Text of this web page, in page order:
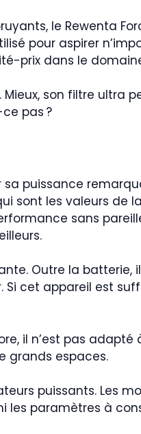
le Rewenta
pour aspirer
prix dans le
son filtre ultra
pas ?
puissance
sont les valeurs de
sans
Outre la
Si cet appareil est
il n’est pas
grands espaces.
puissants. Les
les paramètres à